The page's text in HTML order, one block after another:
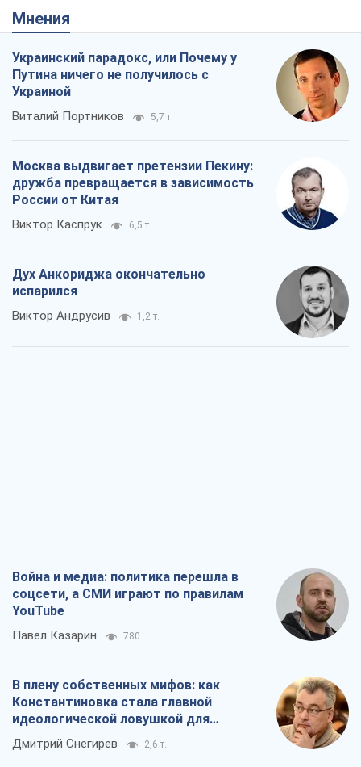
Мнения
Украинский парадокс, или Почему у
Путина ничего не получилось с
Украиной
Виталий Портников 5,7 т.
Москва выдвигает претензии Пекину:
дружба превращается в зависимость
России от Китая
Виктор Каспрук 6,5 т.
Дух Анкориджа окончательно
испарился
Виктор Андрусив 1,2 т.
Война и медиа: политика перешла в
соцсети, а СМИ играют по правилам
YouTube
Павел Казарин 780
В плену собственных мифов: как
Константиновка стала главной
идеологической ловушкой для
российских оккупантов
Дмитрий Снегирев 2,6 т.